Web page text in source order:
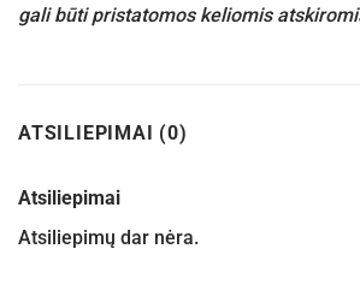
gali būti pristatomos keliomis
ATSILIEPIMAI (0)
Atsiliepimai
Atsiliepimų dar nėra.